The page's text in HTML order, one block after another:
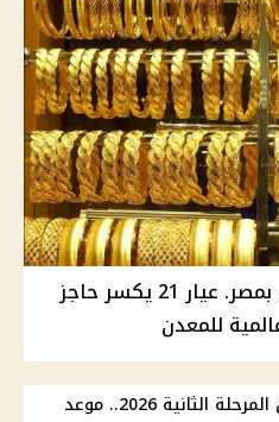
ارتفاع جديد بأسعار الذهب بمصر. عيار 21 يكسر حاجز
مؤشرات تنسيق المرحلة الثانية 2026.. موعد